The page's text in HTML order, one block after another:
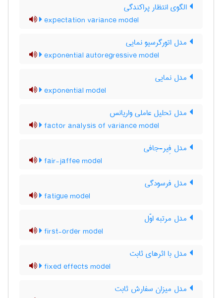
الگوی انتظار پراکندگی
expectation variance model
مدل اتورگرسیو نمایی
exponential autoregressive model
مدل نمایی
exponential model
مدل تحلیل عاملی واریانس
factor analysis of variance model
مدل فِیر-جافی
fair-jaffee model
مدل فرسودگی
fatigue model
مدل مرتبه اوّل
first-order model
مدل با اثرهای ثابت
fixed effects model
مدل میزان سفارش ثابت